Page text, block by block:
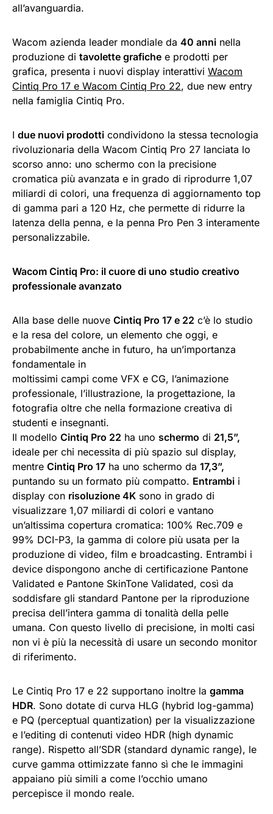
all’avanguardia.
Wacom azienda leader mondiale da 40 anni nella
produzione di tavolette grafiche e prodotti per
grafica, presenta i nuovi display interattivi Wacom
Cintiq Pro 17 e Wacom Cintiq Pro 22, due new entry
nella famiglia Cintiq Pro.
I due nuovi prodotti condividono la stessa tecnologia
rivoluzionaria della Wacom Cintiq Pro 27 lanciata lo
scorso anno: uno schermo con la precisione
cromatica più avanzata e in grado di riprodurre 1,07
miliardi di colori, una frequenza di aggiornamento top
di gamma pari a 120 Hz, che permette di ridurre la
latenza della penna, e la penna Pro Pen 3 interamente
personalizzabile.
Wacom Cintiq Pro: il cuore di uno studio creativo
professionale avanzato
Alla base delle nuove Cintiq Pro 17 e 22 c’è lo studio
e la resa del colore, un elemento che oggi, e
probabilmente anche in futuro, ha un’importanza
fondamentale in
moltissimi campi come VFX e CG, l’animazione
professionale, l’illustrazione, la progettazione, la
fotografia oltre che nella formazione creativa di
studenti e insegnanti.
Il modello Cintiq Pro 22 ha uno schermo di 21,5”,
ideale per chi necessita di più spazio sul display,
mentre Cintiq Pro 17 ha uno schermo da 17,3”,
puntando su un formato più compatto. Entrambi i
display con risoluzione 4K sono in grado di
visualizzare 1,07 miliardi di colori e vantano
un’altissima copertura cromatica: 100% Rec.709 e
99% DCI-P3, la gamma di colore più usata per la
produzione di video, film e broadcasting. Entrambi i
device dispongono anche di certificazione Pantone
Validated e Pantone SkinTone Validated, così da
soddisfare gli standard Pantone per la riproduzione
precisa dell’intera gamma di tonalità della pelle
umana. Con questo livello di precisione, in molti casi
non vi è più la necessità di usare un secondo monitor
di riferimento.
Le Cintiq Pro 17 e 22 supportano inoltre la gamma
HDR. Sono dotate di curva HLG (hybrid log-gamma)
e PQ (perceptual quantization) per la visualizzazione
e l’editing di contenuti video HDR (high dynamic
range). Rispetto all’SDR (standard dynamic range), le
curve gamma ottimizzate fanno sì che le immagini
appaiano più simili a come l’occhio umano
percepisce il mondo reale.